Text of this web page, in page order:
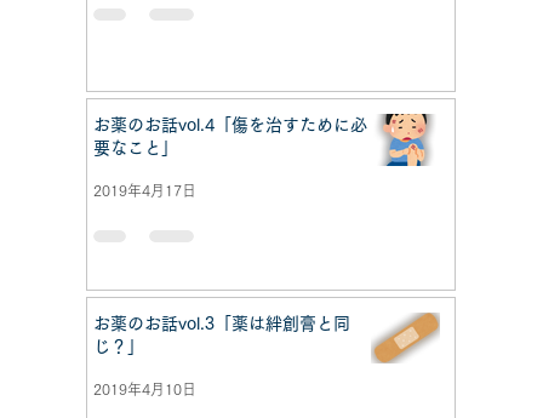
お薬のお話vol.4「傷を治すために必
要なこと」
2019年4月17日
お薬のお話vol.3「薬は絆創膏と同
じ？」
2019年4月10日